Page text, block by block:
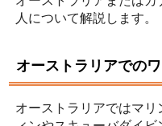
人について解説します。
オーストラリアでの
オーストラリアではマ